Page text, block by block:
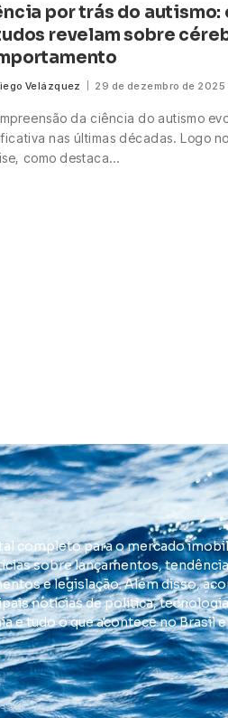
por trás do autismo:
revelam sobre
Velázquez 29 de dezembro de 2025
da ciência do autismo
nas últimas décadas. Logo
como destaca…
completo para o mercado
sobre lançamentos,
e legislação. Além disso,
notícias de política,
e tudo o que acontece no Brasil